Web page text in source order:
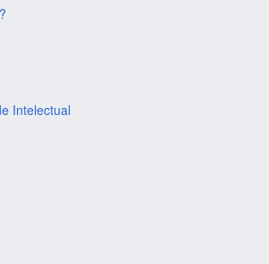
Intelectual